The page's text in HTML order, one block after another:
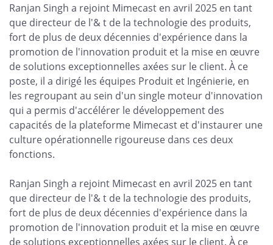
Ranjan Singh a rejoint Mimecast en avril 2025 en tant
que directeur de l'& t de la technologie des produits,
fort de plus de deux décennies d'expérience dans la
promotion de l'innovation produit et la mise en œuvre
de solutions exceptionnelles axées sur le client. À ce
poste, il a dirigé les équipes Produit et Ingénierie, en
les regroupant au sein d'un single moteur d'innovation
qui a permis d'accélérer le développement des
capacités de la plateforme Mimecast et d'instaurer une
culture opérationnelle rigoureuse dans ces deux
fonctions.
Ranjan Singh a rejoint Mimecast en avril 2025 en tant
que directeur de l'& t de la technologie des produits,
fort de plus de deux décennies d'expérience dans la
promotion de l'innovation produit et la mise en œuvre
de solutions exceptionnelles axées sur le client. À ce